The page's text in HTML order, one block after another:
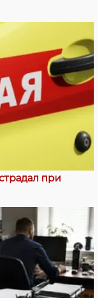
при